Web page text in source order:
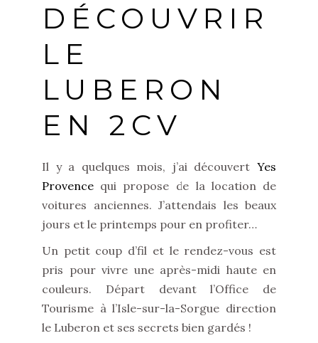
DÉCOUVRIR
LE
LUBERON
EN 2CV
Il y a quelques mois, j’ai découvert Yes
Provence qui propose de la location de
voitures anciennes. J’attendais les beaux
jours et le printemps pour en profiter…
Un petit coup d’fil et le rendez-vous est
pris pour vivre une après-midi haute en
couleurs. Départ devant l’Office de
Tourisme à l’Isle-sur-la-Sorgue direction
le Luberon et ses secrets bien gardés !